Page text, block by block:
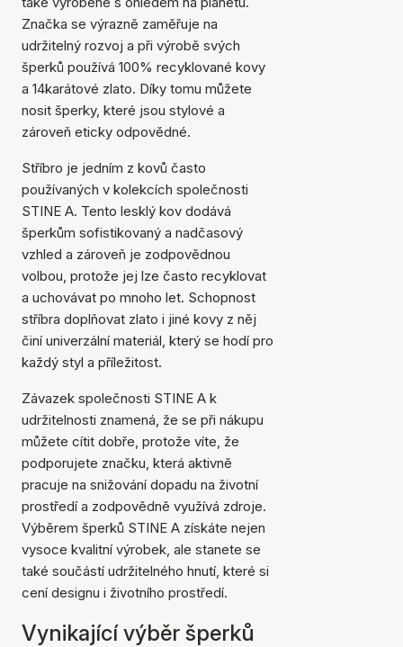
Značka se výrazně zaměřuje na
udržitelný rozvoj a při výrobě svých
šperků používá 100% recyklované kovy
a 14karátové zlato. Díky tomu můžete
nosit šperky, které jsou stylové a
zároveň eticky odpovědné.
Stříbro je jedním z kovů často
používaných v kolekcích společnosti
STINE A. Tento lesklý kov dodává
šperkům sofistikovaný a nadčasový
vzhled a zároveň je zodpovědnou
volbou, protože jej lze často recyklovat
a uchovávat po mnoho let. Schopnost
stříbra doplňovat zlato i jiné kovy z něj
činí univerzální materiál, který se hodí pro
každý styl a příležitost.
Závazek společnosti STINE A k
udržitelnosti znamená, že se při nákupu
můžete cítit dobře, protože víte, že
podporujete značku, která aktivně
pracuje na snižování dopadu na životní
prostředí a zodpovědně využívá zdroje.
Výběrem šperků STINE A získáte nejen
vysoce kvalitní výrobek, ale stanete se
také součástí udržitelného hnutí, které si
cení designu i životního prostředí.
Vynikající výběr šperků